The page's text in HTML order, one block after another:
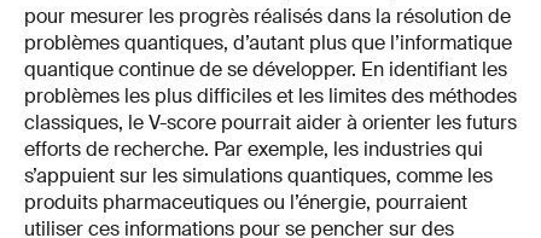
pour mesurer les progrès réalisés dans la résolution de
problèmes quantiques, d’autant plus que l’informatique
quantique continue de se développer. En identifiant les
problèmes les plus difficiles et les limites des méthodes
classiques, le V-score pourrait aider à orienter les futurs
efforts de recherche. Par exemple, les industries qui
s’appuient sur les simulations quantiques, comme les
produits pharmaceutiques ou l’énergie, pourraient
utiliser ces informations pour se pencher sur des